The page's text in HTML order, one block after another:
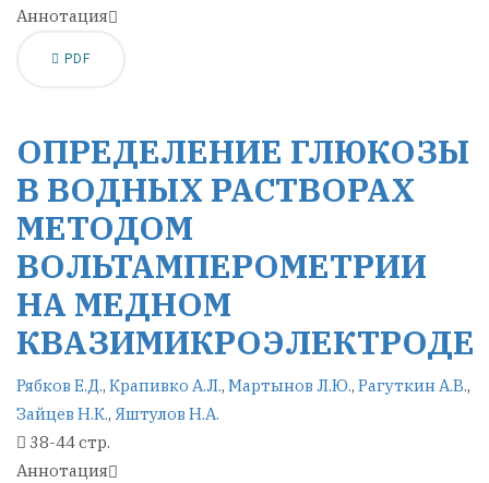
Аннотация
PDF
ОПРЕДЕЛЕНИЕ ГЛЮКОЗЫ
В ВОДНЫХ РАСТВОРАХ
МЕТОДОМ
ВОЛЬТАМПЕРОМЕТРИИ
НА МЕДНОМ
КВАЗИМИКРОЭЛЕКТРОДЕ
Рябков Е.Д., Крапивко А.Л., Мартынов Л.Ю., Рагуткин А.В.,
Зайцев Н.К., Яштулов Н.А.
38-44 стр.
Аннотация